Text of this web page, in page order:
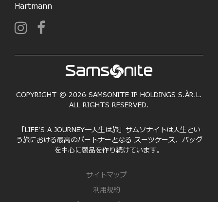
Hartmann
COPYRIGHT © 2026 SAMSONITE IP HOLDINGS S.ÀR.L.
ALL RIGHTS RESERVED.
「LIFE'S A JOURNEY―人生は旅」サムソナイトは人生とい
う旅における最高のパートナーとなる スーツケース、バッグ
を中心に製品を作り続けています。
サイトマップ
利用規約